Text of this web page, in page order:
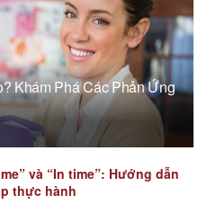
Khám Phá Các Phản Ứng
và “In time”: Hướng dẫn
thực hành